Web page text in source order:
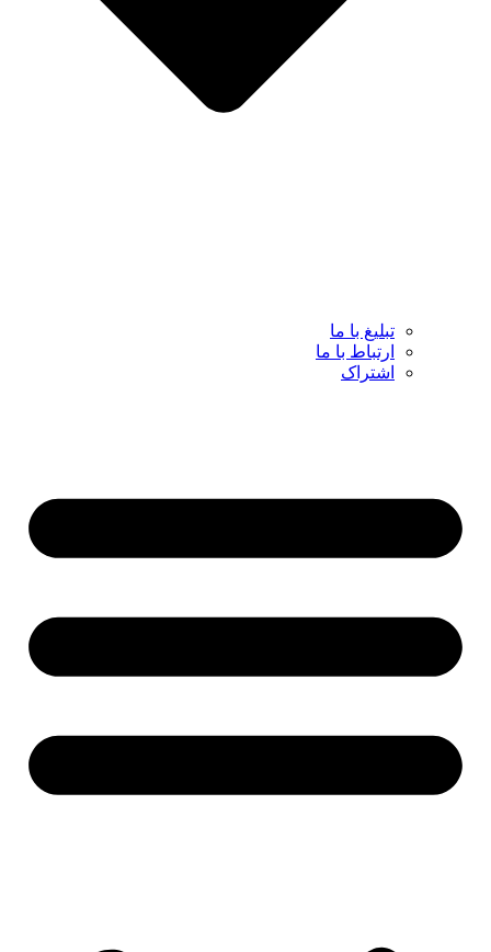
تبلیغ با ما
ارتباط با ما
اشتراک